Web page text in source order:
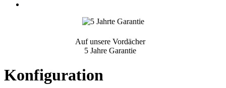
Auf unsere Vordächer
5 Jahre Garantie
Konfiguration